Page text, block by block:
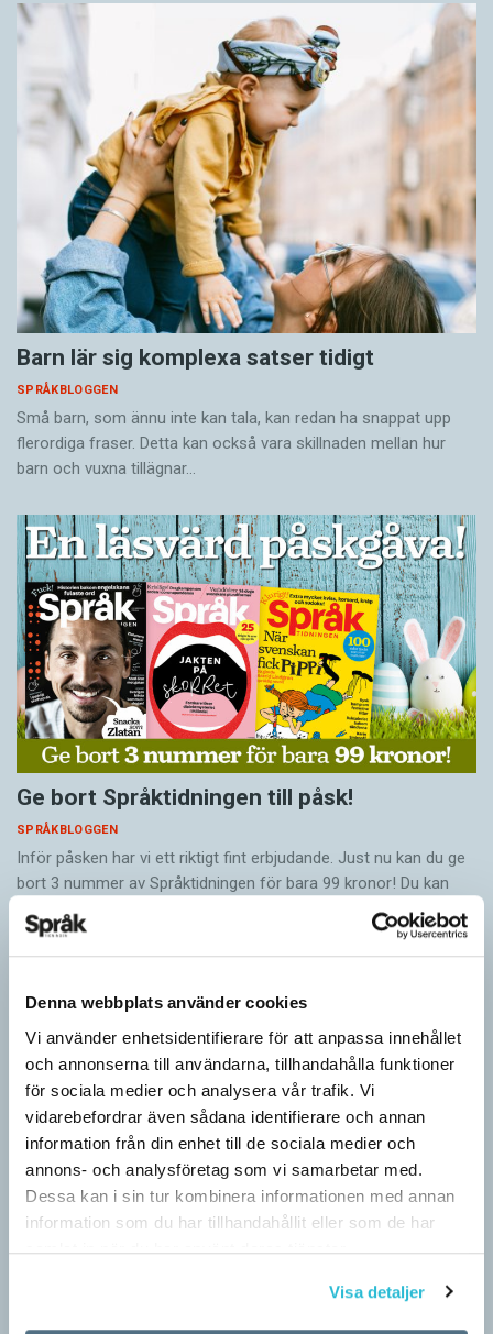
Denna webbplats använder cookies
Vi använder enhetsidentifierare för att anpassa innehållet
och annonserna till användarna, tillhandahålla funktioner
för sociala medier och analysera vår trafik. Vi
vidarebefordrar även sådana identifierare och annan
information från din enhet till de sociala medier och
annons- och analysföretag som vi samarbetar med.
Dessa kan i sin tur kombinera informationen med annan
information som du har tillhandahållit eller som de har
samlat in när du har använt deras tjänster.
Visa detaljer
Barn lär sig komplexa satser tidigt
SPRÅKBLOGGEN
Små barn, som ännu inte kan tala, kan redan ha snappat upp
flerordiga fraser. Detta kan också vara skillnaden mellan hur
barn och vuxna tillägnar…
Ge bort Språktidningen till påsk!
SPRÅKBLOGGEN
Inför påsken har vi ett riktigt fint erbjudande. Just nu kan du ge
bort 3 nummer av Språktidningen för bara 99 kronor! Du kan